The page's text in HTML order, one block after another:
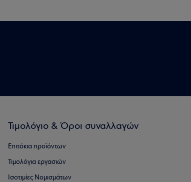
Τιμολόγιο & Όροι συναλλαγών
Επιτόκια προϊόντων
Τιμολόγια εργασιών
Ισοτιμίες Νομισμάτων